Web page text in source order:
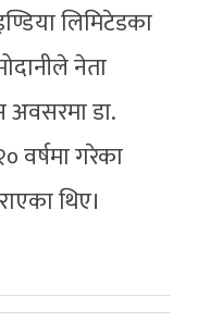
लिमिटेडका
नेता
अवसरमा डा.
वर्षमा गरेका
थिए।